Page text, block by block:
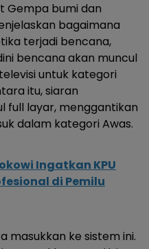
Gempa bumi dan
bagaimana
terjadi bencana,
bencana akan muncul
untuk kategori
itu, siaran
full layar, menggantikan
dalam kategori Awas.
Ingatkan KPU
di Pemilu
masukkan ke sistem ini.